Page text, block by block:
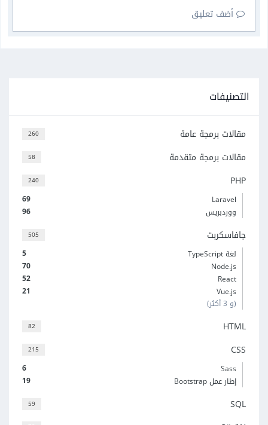
أضف تعليق
التصنيفات
260 مقالات برمجة عامة
58 مقالات برمجة متقدمة
240 PHP
69
Laravel
96
ووردبريس
505 جافاسكربت
5
لغة TypeScript
70
Node.js
52
React
21
Vue.js
(و 3 أكثر)
82 HTML
215 CSS
6
Sass
19
إطار عمل Bootstrap
59 SQL